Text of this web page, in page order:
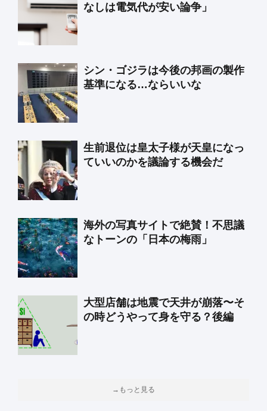
なしは電気代が安い論争」
シン・ゴジラは今後の邦画の製作
基準になる…ならいいな
生前退位は皇太子様が天皇になっ
ていいのかを議論する機会だ
海外の写真サイトで絶賛！不思議
なトーンの「日本の梅雨」
大型店舗は地震で天井が崩落〜そ
の時どうやって身を守る？後編
→もっと見る